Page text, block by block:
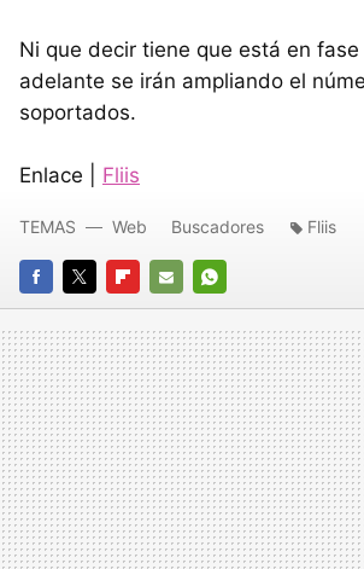
Ni que decir tiene que está en
adelante se irán ampliando el
soportados.
Enlace | Fliis
FACEBOOK
TWITTERFLIPBOARD
E-
MAIL
WHATSAPP
TEMAS Web Buscadores Fliis